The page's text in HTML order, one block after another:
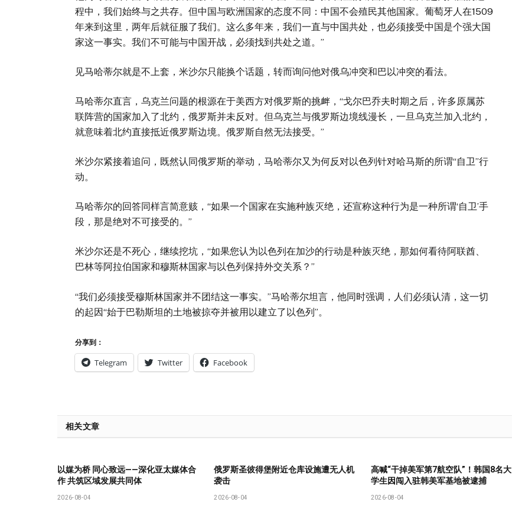
程中，我们始终与之共存。但中国与欧洲国家的态度不同：中国不会殖民其他国家。葡萄牙人在1509
年来到这里，两年后就征服了我们。这么多年来，我们一直与中国共处，也必须接受中国是个强大国
家这一事实。我们不可能与中国开战，必须找到共处之道。”
见马哈蒂尔就是不上套，米沙尔只能换个话题，转而询问他对俄乌冲突和巴以冲突的看法。
马哈蒂尔直言，乌克兰问题的根源在于美西方对俄罗斯的挑衅，“戈尔巴乔夫时期之后，许多原属苏
联阵营的国家加入了北约，俄罗斯并未反对。但乌克兰与俄罗斯边境线漫长，一旦乌克兰加入北约，
就意味着北约直接抵近俄罗斯边境。俄罗斯自然无法接受。”
米沙尔紧接着追问，既然认同俄罗斯的举动，马哈蒂尔又为何反对以色列针对哈马斯的所谓“自卫”行
动。
马哈蒂尔的回答同样言简意赅，“如果一个国家在实施种族灭绝，还宣称这种行为是一种所谓‘自卫’手
段，那是绝对不可接受的。”
米沙尔还是不死心，继续挖坑，“如果您认为以色列在加沙的行动是种族灭绝，那如何看待阿联酋、
巴林等阿拉伯国家和穆斯林国家与以色列保持外交关系？”
“我们必须接受穆斯林国家并不团结这一事实。”马哈蒂尔坦言，他同时强调，人们必须认清，这一切
的起因“始于巴勒斯坦的土地被掠夺并被用以建立了以色列”。
分享到：
Telegram Twitter Facebook
相关文章
以媒为桥 同心致远——深化亚太媒体合
作 共筑区域发展共同体
2026-08-04
俄罗斯圣彼得堡附近仓库设施遭无人机
袭击
2026-08-04
高喊“干掉美军第7航空队”！韩国8名大
学生因闯入驻韩美军基地被逮捕
2026-08-04